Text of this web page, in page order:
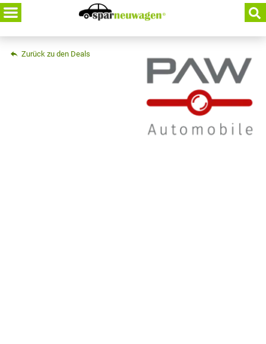
Skip
to
content
Zurück zu den Deals